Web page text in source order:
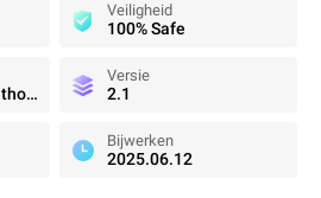
Veiligheid
100% Safe
Cornell Lab of Ornithology
Versie
2.1
Bijwerken
2025.06.12